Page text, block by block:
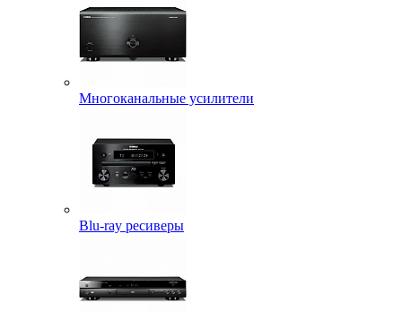
Многоканальные усилители
Blu-ray ресиверы